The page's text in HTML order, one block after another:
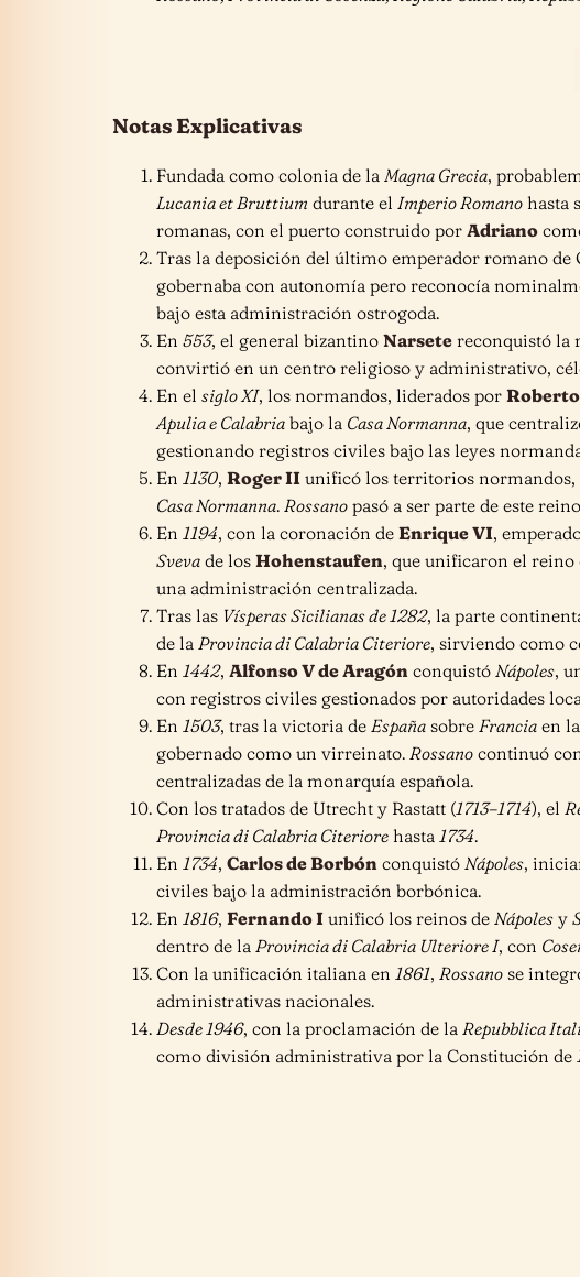
Notas Explicativas
Fundada como colonia de la Magna Grecia,
Lucania et Bruttium durante el Imperio Romano hasta
romanas, con el puerto construido por Adriano
Tras la deposición del último emperador romano de
gobernaba con autonomía pero reconocía
bajo esta administración ostrogoda.
En 553, el general bizantino Narsete reconquistó la
convirtió en un centro religioso y administrativo,
En el siglo XI, los normandos, liderados por
Apulia e Calabria bajo la Casa Normanna, que
gestionando registros civiles bajo las leyes
En 1130, Roger II unificó los territorios normandos,
Casa Normanna. Rossano pasó a ser parte de este
En 1194, con la coronación de Enrique VI,
Sveva de los Hohenstaufen, que unificaron el
una administración centralizada.
Tras las Vísperas Sicilianas de 1282, la parte
de la Provincia di Calabria Citeriore, sirviendo como
En 1442, Alfonso V de Aragón conquistó Nápoles,
con registros civiles gestionados por autoridades
En 1503, tras la victoria de España sobre Francia en
gobernado como un virreinato. Rossano continuó
centralizadas de la monarquía española.
Con los tratados de Utrecht y Rastatt (1713–1714), el
Provincia di Calabria Citeriore hasta 1734.
En 1734, Carlos de Borbón conquistó Nápoles,
civiles bajo la administración borbónica.
En 1816, Fernando I unificó los reinos de Nápoles y
dentro de la Provincia di Calabria Ulteriore I, con
Con la unificación italiana en 1861, Rossano se
administrativas nacionales.
Desde 1946, con la proclamación de la Repubblica
como división administrativa por la Constitución de